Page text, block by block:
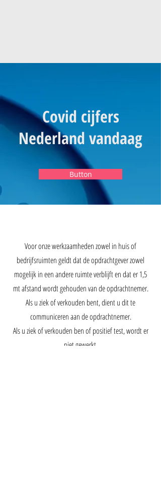
Covid cijfers
Nederland vandaag
Button
Voor onze werkzaamheden zowel in huis of
bedrijfsruimten geldt dat de opdrachtgever zowel
mogelijk in een andere ruimte verblijft en dat er 1,5
mt afstand wordt gehouden van de opdrachtnemer.
Als u ziek of verkouden bent, dient u dit te
communiceren aan de opdrachtnemer.
Als u ziek of verkouden ben of positief test, wordt er
niet gewerkt.